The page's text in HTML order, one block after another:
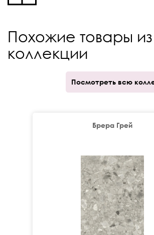
Похожие товары из
коллекции
Посмотреть всю
Брера Грей